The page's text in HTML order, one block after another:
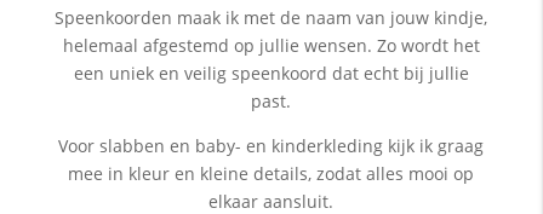
Speenkoorden maak ik met de naam van jouw kindje,
helemaal afgestemd op jullie wensen. Zo wordt het
een uniek en veilig speenkoord dat echt bij jullie
past.
Voor slabben en baby- en kinderkleding kijk ik graag
mee in kleur en kleine details, zodat alles mooi op
elkaar aansluit.